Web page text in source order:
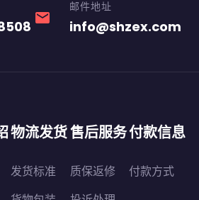
email
邮件地址
info@shzex.com
物流发货
发货标准
售后服务
质保返修
付款信息
付款方式